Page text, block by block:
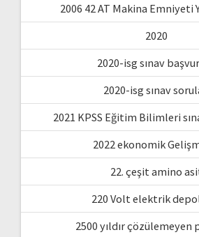
2006 42 AT Makina Emniyeti
2020
2020-isg sınav
2020-isg sınav
2021 KPSS Eğitim Bilimleri
2022 ekonomik
22. çeşit amino
220 Volt elektrik
2500 yıldır çözülemeyen